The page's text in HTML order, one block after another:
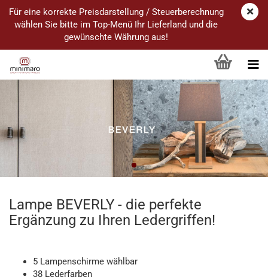
Für eine korrekte Preisdarstellung / Steuerberechnung
wählen Sie bitte im Top-Menü Ihr Lieferland und die
gewünschte Währung aus!
Lampe BEVERLY - die perfekte
Ergänzung zu Ihren Ledergriffen!
5 Lampenschirme wählbar
38 Lederfarben